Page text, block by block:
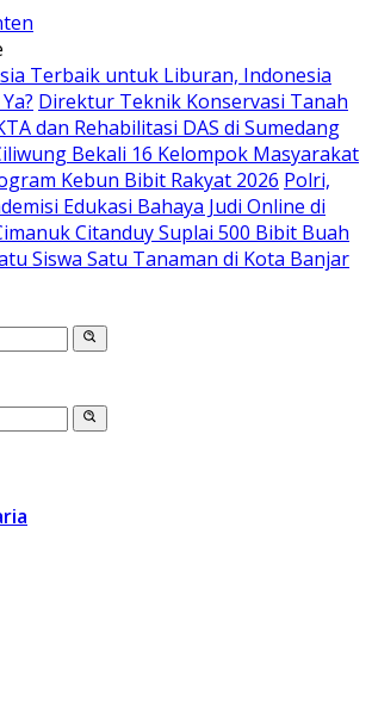
Terbaik untuk Liburan, Indonesia
Direktur Teknik Konservasi Tanah
dan Rehabilitasi DAS di Sumedang
Bekali 16 Kelompok Masyarakat
Kebun Bibit Rakyat 2026 Polri,
Edukasi Bahaya Judi Online di
Citanduy Suplai 500 Bibit Buah
Siswa Satu Tanaman di Kota Banjar